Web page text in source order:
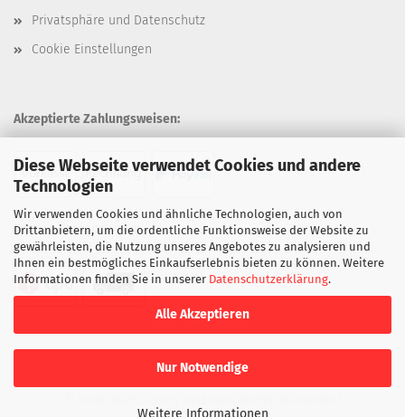
Diese Webseite verwendet Cookies und andere
Technologien
Wir verwenden Cookies und ähnliche Technologien, auch von
Drittanbietern, um die ordentliche Funktionsweise der Website zu
gewährleisten, die Nutzung unseres Angebotes zu analysieren und
Ihnen ein bestmögliches Einkaufserlebnis bieten zu können. Weitere
Informationen finden Sie in unserer Datenschutzerklärung.
Alle Akzeptieren
Nur Notwendige
Weitere Informationen
Privatsphäre und Datenschutz
Cookie Einstellungen
Akzeptierte Zahlungsweisen:
Unsere Versandarten: